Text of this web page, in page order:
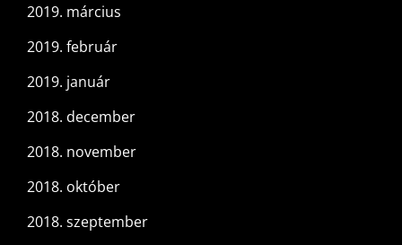
2019. március
2019. február
2019. január
2018. december
2018. november
2018. október
2018. szeptember